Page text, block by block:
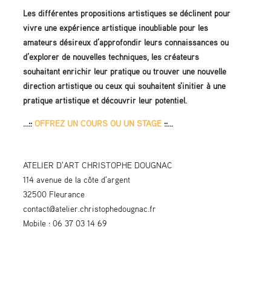
Les différentes propositions artistiques se déclinent pour
vivre une expérience artistique inoubliable pour les
amateurs désireux d’approfondir leurs connaissances ou
d’explorer de nouvelles techniques, les créateurs
souhaitant enrichir leur pratique ou trouver une nouvelle
direction artistique ou ceux qui souhaitent s'initier à une
pratique artistique et découvrir leur potentiel.
...:: OFFREZ UN COURS OU UN STAGE ::...
ATELIER D'ART CHRISTOPHE DOUGNAC
114 avenue de la côte d'argent
32500 Fleurance
contact@atelier.christophedougnac.fr
Mobile : 06 37 03 14 69